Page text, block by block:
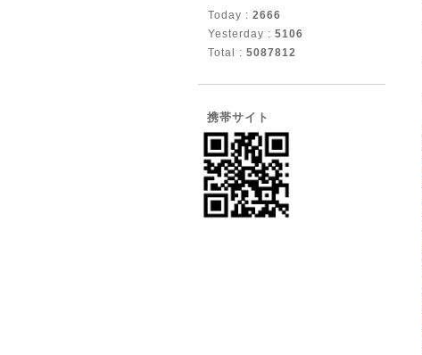
Today : 2666
Yesterday : 5106
Total : 5087812
携帯サイト